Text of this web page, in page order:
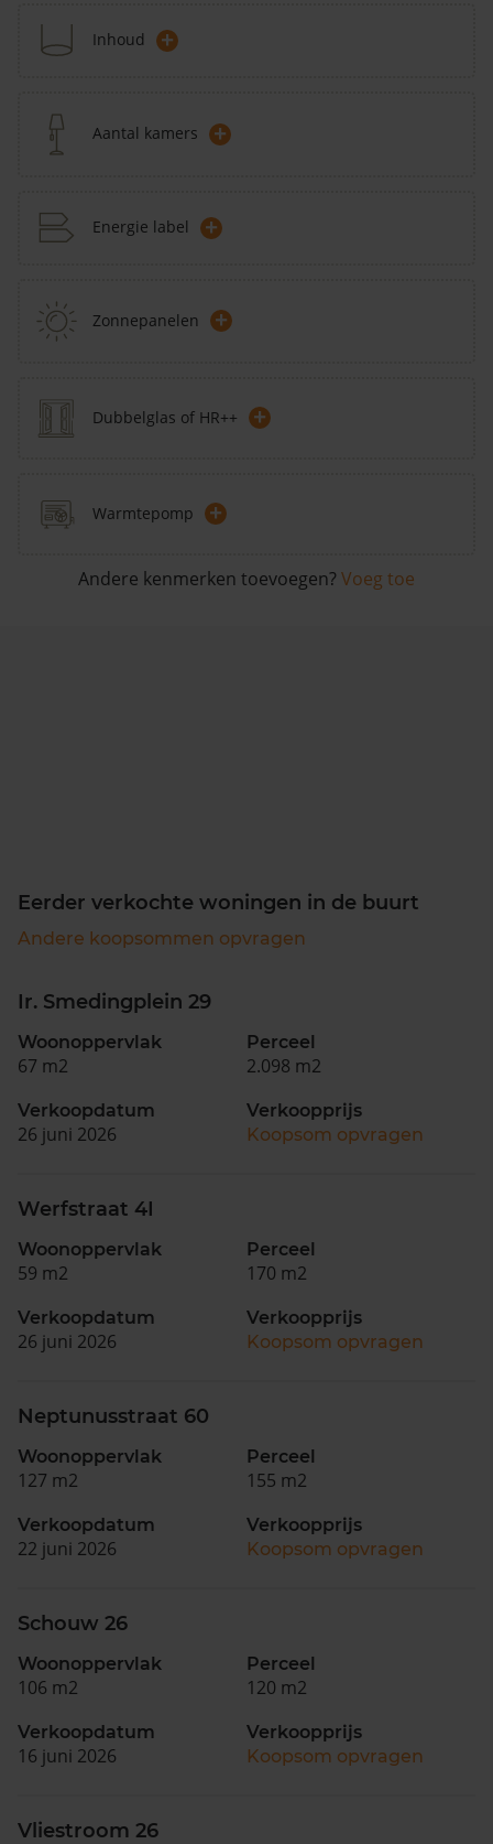
Inhoud +
Aantal kamers +
Energie label +
Zonnepanelen +
Dubbelglas of HR++ +
Warmtepomp +
Andere kenmerken toevoegen? Voeg toe
Eerder verkochte woningen in de buurt
Andere koopsommen opvragen
Ir. Smedingplein 29
Woonoppervlak
67 m2
Perceel
2.098 m2
Verkoopdatum
26 juni 2026
Verkoopprijs
Koopsom opvragen
Werfstraat 4I
Woonoppervlak
59 m2
Perceel
170 m2
Verkoopdatum
26 juni 2026
Verkoopprijs
Koopsom opvragen
Neptunusstraat 60
Woonoppervlak
127 m2
Perceel
155 m2
Verkoopdatum
22 juni 2026
Verkoopprijs
Koopsom opvragen
Schouw 26
Woonoppervlak
106 m2
Perceel
120 m2
Verkoopdatum
16 juni 2026
Verkoopprijs
Koopsom opvragen
Vliestroom 26